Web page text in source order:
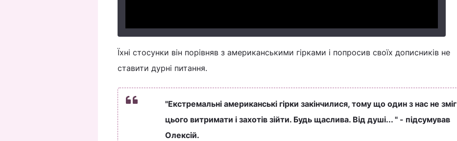
Їхні стосунки він порівняв з американськими гірками і попросив своїх дописників не
ставити дурні питання.
"Екстремальні американські гірки закінчилися, тому що один з нас не зміг
цього витримати і захотів зійти. Будь щаслива. Від душі... " - підсумував
Олексій.